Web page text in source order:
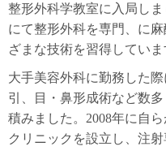
整形外科学教室に入局し
にて整形外科を専門、に
ざまな技術を習得していま
大手美容外科に勤務した
引、目・鼻形成術など数
積みました。2008年に自
クリニックを設立し、注